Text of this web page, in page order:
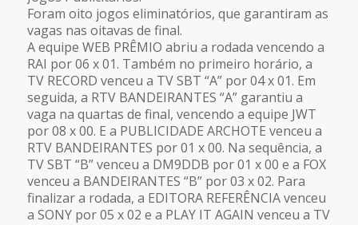
Foram oito jogos eliminatórios, que garantiram as
vagas nas oitavas de final.
A equipe WEB PRÊMIO abriu a rodada vencendo a
RAI por 06 x 01. Também no primeiro horário, a
TV RECORD venceu a TV SBT “A” por 04 x 01. Em
seguida, a RTV BANDEIRANTES “A” garantiu a
vaga na quartas de final, vencendo a equipe JWT
por 08 x 00. E a PUBLICIDADE ARCHOTE venceu a
RTV BANDEIRANTES por 01 x 00. Na sequência, a
TV SBT “B” venceu a DM9DDB por 01 x 00 e a FOX
venceu a BANDEIRANTES “B” por 03 x 02. Para
finalizar a rodada, a EDITORA REFERÊNCIA venceu
a SONY por 05 x 02 e a PLAY IT AGAIN venceu a TV